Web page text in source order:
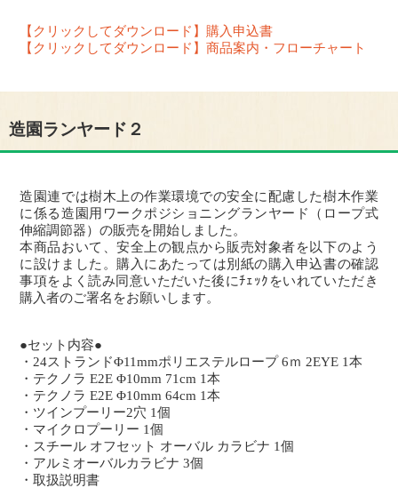
【クリックしてダウンロード】購入申込書
【クリックしてダウンロード】商品案内・フローチャート
造園ランヤード２
造園連では樹木上の作業環境での安全に配慮した樹木作業
に係る造園用ワークポジショニングランヤード（ロープ式
伸縮調節器）の販売を開始しました。
本商品おいて、安全上の観点から販売対象者を以下のよう
に設けました。購入にあたっては別紙の購入申込書の確認
事項をよく読み同意いただいた後にﾁｪｯｸをいれていただき
購入者のご署名をお願いします。
●セット内容●
・24ストランドΦ11mmポリエステルロープ 6ｍ 2EYE 1本
・テクノラ E2E Φ10mm 71cm 1本
・テクノラ E2E Φ10mm 64cm 1本
・ツインプーリー2穴 1個
・マイクロプーリー 1個
・スチール オフセット オーバル カラビナ 1個
・アルミオーバルカラビナ 3個
・取扱説明書